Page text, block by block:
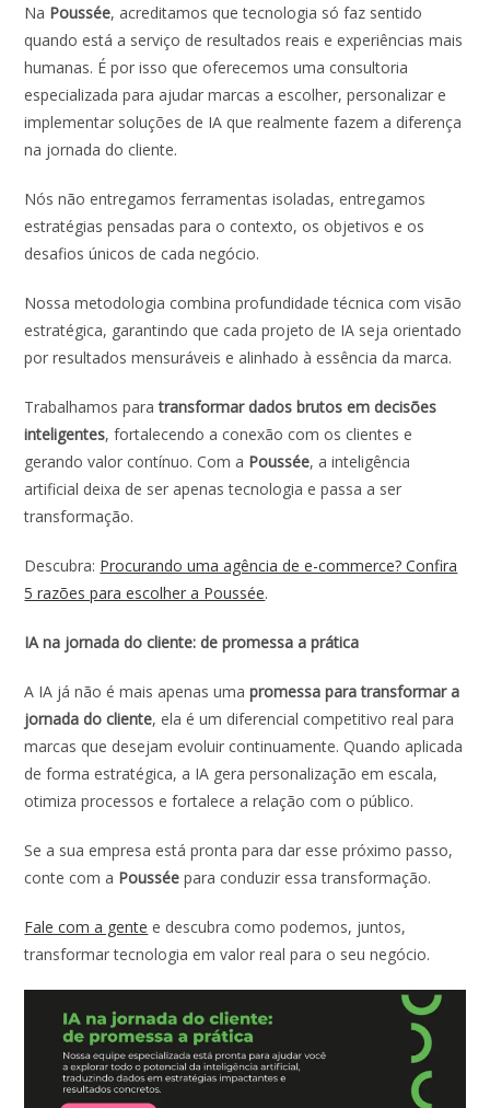
Na Poussée, acreditamos que tecnologia só faz sentido
quando está a serviço de resultados reais e experiências mais
humanas. É por isso que oferecemos uma consultoria
especializada para ajudar marcas a escolher, personalizar e
implementar soluções de IA que realmente fazem a diferença
na jornada do cliente.
Nós não entregamos ferramentas isoladas, entregamos
estratégias pensadas para o contexto, os objetivos e os
desafios únicos de cada negócio.
Nossa metodologia combina profundidade técnica com visão
estratégica, garantindo que cada projeto de IA seja orientado
por resultados mensuráveis e alinhado à essência da marca.
Trabalhamos paratransformar dados brutos em decisões
inteligentes, fortalecendo a conexão com os clientes e
gerando valor contínuo. Com a Poussée, a inteligência
artificial deixa de ser apenas tecnologia e passa a ser
transformação.
Descubra: Procurando uma agência de e-commerce? Confira
5 razões para escolher a Poussée.
IA na jornada do cliente: de promessa a prática
A IA já não é mais apenas umapromessa para transformar a
jornada do cliente, ela é um diferencial competitivo real para
marcas que desejam evoluir continuamente. Quando aplicada
de forma estratégica, a IA gera personalização em escala,
otimiza processos e fortalece a relação com o público.
Se a sua empresa está pronta para dar esse próximo passo,
conte com a Poussée para conduzir essa transformação.
Fale com a gente e descubra como podemos, juntos,
transformar tecnologia em valor real para o seu negócio.